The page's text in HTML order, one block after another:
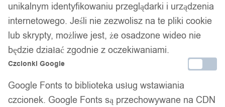
unikalnym identyfikowaniu przeglądarki i urządzenia
internetowego. Jeśli nie zezwolisz na te pliki cookie
lub skrypty, możliwe jest, że osadzone wideo nie
będzie działać zgodnie z oczekiwaniami.
Czcionki Google
Google Fonts to biblioteka usług wstawiania
czcionek. Google Fonts są przechowywane na CDN